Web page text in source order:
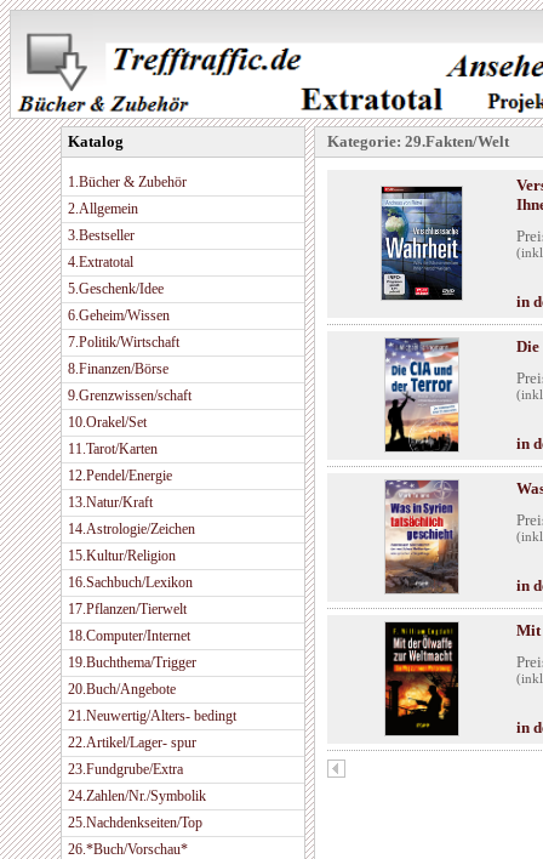
Katalog
1.Bücher & Zubehör
2.Allgemein
3.Bestseller
4.Extratotal
5.Geschenk/Idee
6.Geheim/Wissen
7.Politik/Wirtschaft
8.Finanzen/Börse
9.Grenzwissen/schaft
10.Orakel/Set
11.Tarot/Karten
12.Pendel/Energie
13.Natur/Kraft
14.Astrologie/Zeichen
15.Kultur/Religion
16.Sachbuch/Lexikon
17.Pflanzen/Tierwelt
18.Computer/Internet
19.Buchthema/Trigger
20.Buch/Angebote
21.Neuwertig/Alters- bedingt
22.Artikel/Lager- spur
23.Fundgrube/Extra
24.Zahlen/Nr./Symbolik
25.Nachdenkseiten/Top
26.*Buch/Vorschau*
Kategorie: 29.Fakten/Welt
in
Die
in
in
Mit
in